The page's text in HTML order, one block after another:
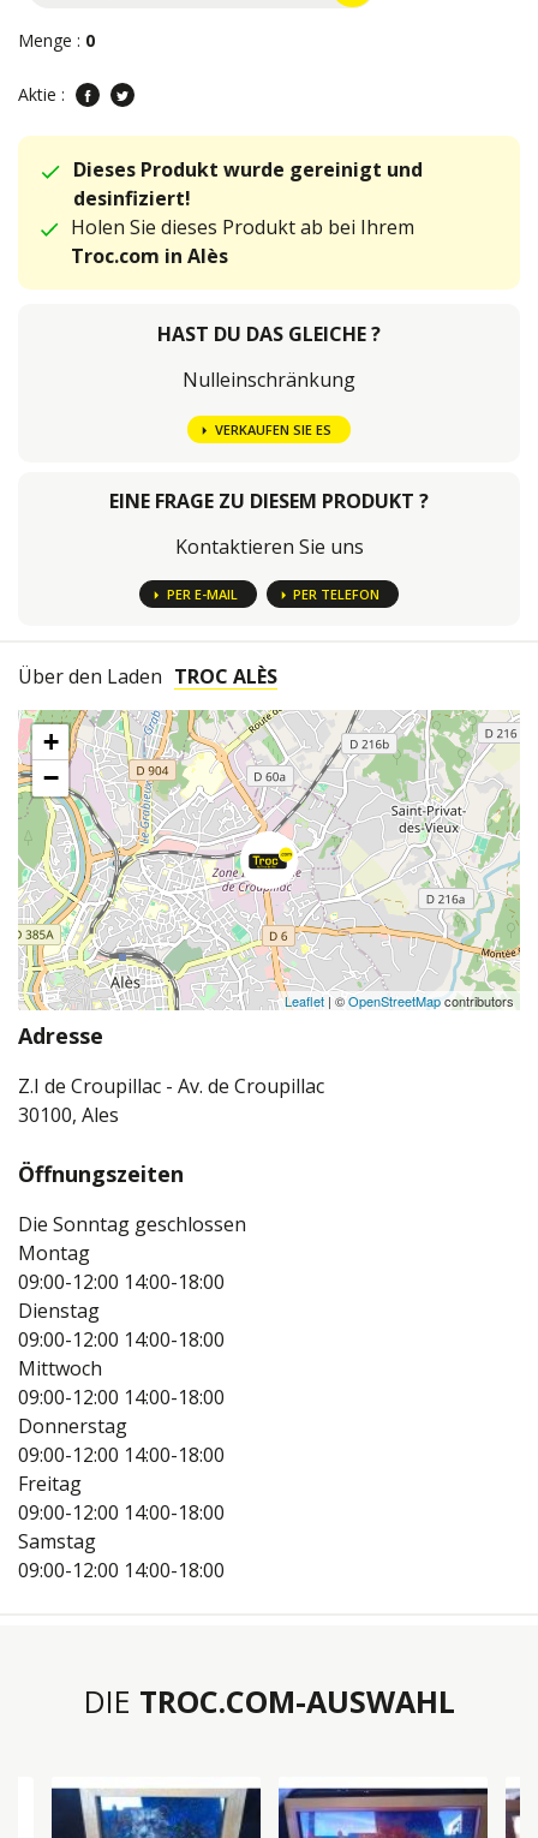
Menge : 0
Aktie :
Dieses Produkt wurde gereinigt und
desinfiziert!
Holen Sie dieses Produkt ab bei Ihrem
Troc.com in Alès
HAST DU DAS GLEICHE ?
Nulleinschränkung
VERKAUFEN SIE ES
EINE FRAGE ZU DIESEM PRODUKT ?
Kontaktieren Sie uns
PER E-MAIL PER TELEFON
Über den Laden TROC ALÈS
+
−
Leaflet | ©OpenStreetMapcontributors
Adresse
Z.I de Croupillac - Av. de Croupillac
30100, Ales
Öffnungszeiten
Die Sonntag geschlossen
Montag
09:00-12:00 14:00-18:00
Dienstag
09:00-12:00 14:00-18:00
Mittwoch
09:00-12:00 14:00-18:00
Donnerstag
09:00-12:00 14:00-18:00
Freitag
09:00-12:00 14:00-18:00
Samstag
09:00-12:00 14:00-18:00
DIE TROC.COM-AUSWAHL